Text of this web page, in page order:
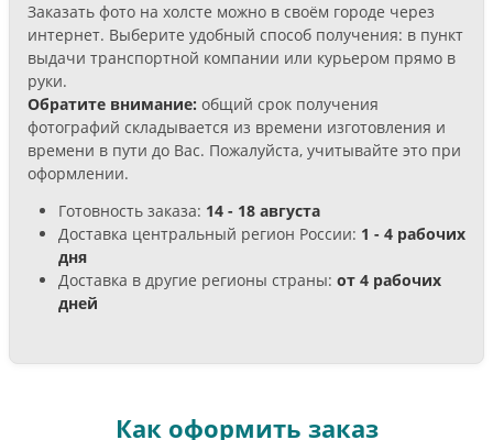
Заказать фото на холсте можно в своём городе через
интернет. Выберите удобный способ получения: в пункт
выдачи транспортной компании или курьером прямо в
руки.
Обратите внимание: общий срок получения
фотографий складывается из времени изготовления и
времени в пути до Вас. Пожалуйста, учитывайте это при
оформлении.
Готовность заказа: 14 - 18 августа
Доставка центральный регион России: 1 - 4 рабочих
дня
Доставка в другие регионы страны: от 4 рабочих
дней
Как оформить заказ